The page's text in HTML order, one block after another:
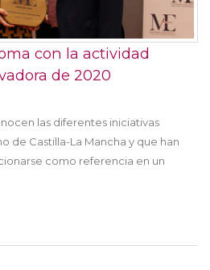
con la actividad
de 2020
las diferentes iniciativas
de Castilla-La Mancha y que han
como referencia en un